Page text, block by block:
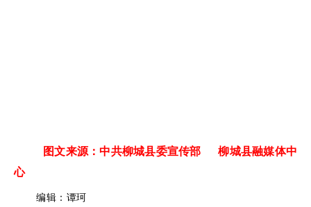
图文来源：中共柳城县委宣传部 柳城县融媒体中
心
编辑：谭珂